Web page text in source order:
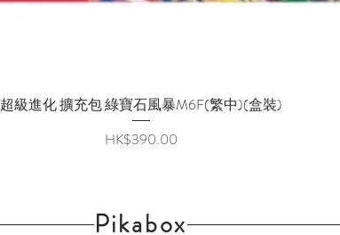
快速瀏覽
超級進化 擴充包 綠寶石風暴M6F(繁中)(盒裝)
價格
HK$390.00
Pikabox